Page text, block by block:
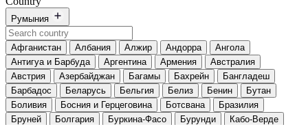
Румыния
Афганистан Албания Алжир Андорра
Ангола
Антигуа и Барбуда
Аргентина Армения
Австралия
Австрия
Азербайджан Багамы Бахрейн
Бангладеш
Барбадос
Беларусь Бельгия Белиз Бенин
Бутан
Боливия
Босния и Герцеговина Ботсвана
Бразилия
Бруней
Болгария Буркина-Фасо Бурунди
Кабо-Верде